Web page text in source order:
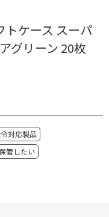
トケース スーパ
グリーン 20枚
対応製品
管したい